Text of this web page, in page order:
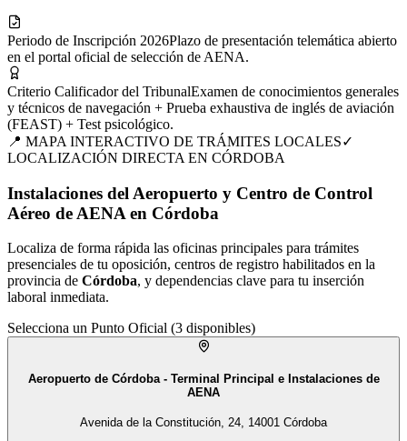
Periodo de Inscripción 2026Plazo de presentación telemática abierto
en el portal oficial de selección de AENA.
Criterio Calificador del TribunalExamen de conocimientos generales
y técnicos de navegación + Prueba exhaustiva de inglés de aviación
(FEAST) + Test psicológico.
📍 MAPA INTERACTIVO DE TRÁMITES LOCALES✓
LOCALIZACIÓN DIRECTA EN CÓRDOBA
Instalaciones del Aeropuerto y Centro de Control
Aéreo de AENA en Córdoba
Localiza de forma rápida las oficinas principales para trámites
presenciales de tu oposición, centros de registro habilitados en la
provincia de Córdoba, y dependencias clave para tu inserción
laboral inmediata.
Selecciona un Punto Oficial (3 disponibles)
Aeropuerto de Córdoba - Terminal Principal e Instalaciones de
AENA
Avenida de la Constitución, 24, 14001 Córdoba